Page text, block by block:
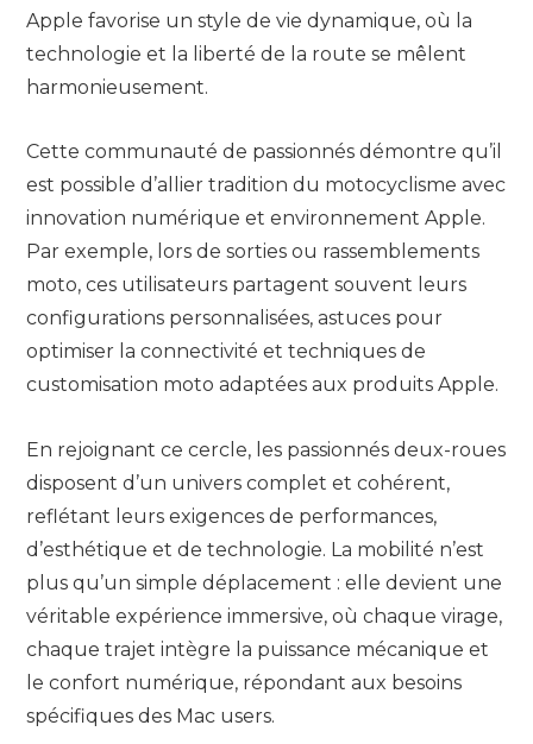
Apple favorise un style de vie dynamique, où la
technologie et la liberté de la route se mêlent
harmonieusement.
Cette communauté de passionnés démontre qu’il
est possible d’allier tradition du motocyclisme avec
innovation numérique et environnement Apple.
Par exemple, lors de sorties ou rassemblements
moto, ces utilisateurs partagent souvent leurs
configurations personnalisées, astuces pour
optimiser la connectivité et techniques de
customisation moto adaptées aux produits Apple.
En rejoignant ce cercle, les passionnés deux-roues
disposent d’un univers complet et cohérent,
reflétant leurs exigences de performances,
d’esthétique et de technologie. La mobilité n’est
plus qu’un simple déplacement : elle devient une
véritable expérience immersive, où chaque virage,
chaque trajet intègre la puissance mécanique et
le confort numérique, répondant aux besoins
spécifiques des Mac users.